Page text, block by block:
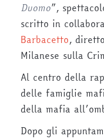
Duomo”,
scritto in
Barbacetto,
Milanese sulla
Al centro della
delle famiglie
della mafia
Dopo gli